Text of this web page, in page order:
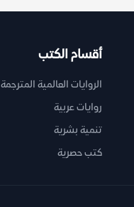
أقسام الكتب
الروايات العالمية المترجمة
روايات عربية
تنمية بشرية
كتب حصرية